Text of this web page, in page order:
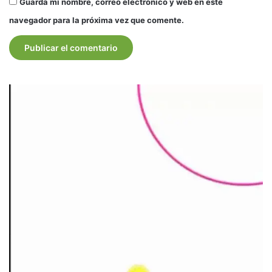
Guarda mi nombre, correo electrónico y web en este
navegador para la próxima vez que comente.